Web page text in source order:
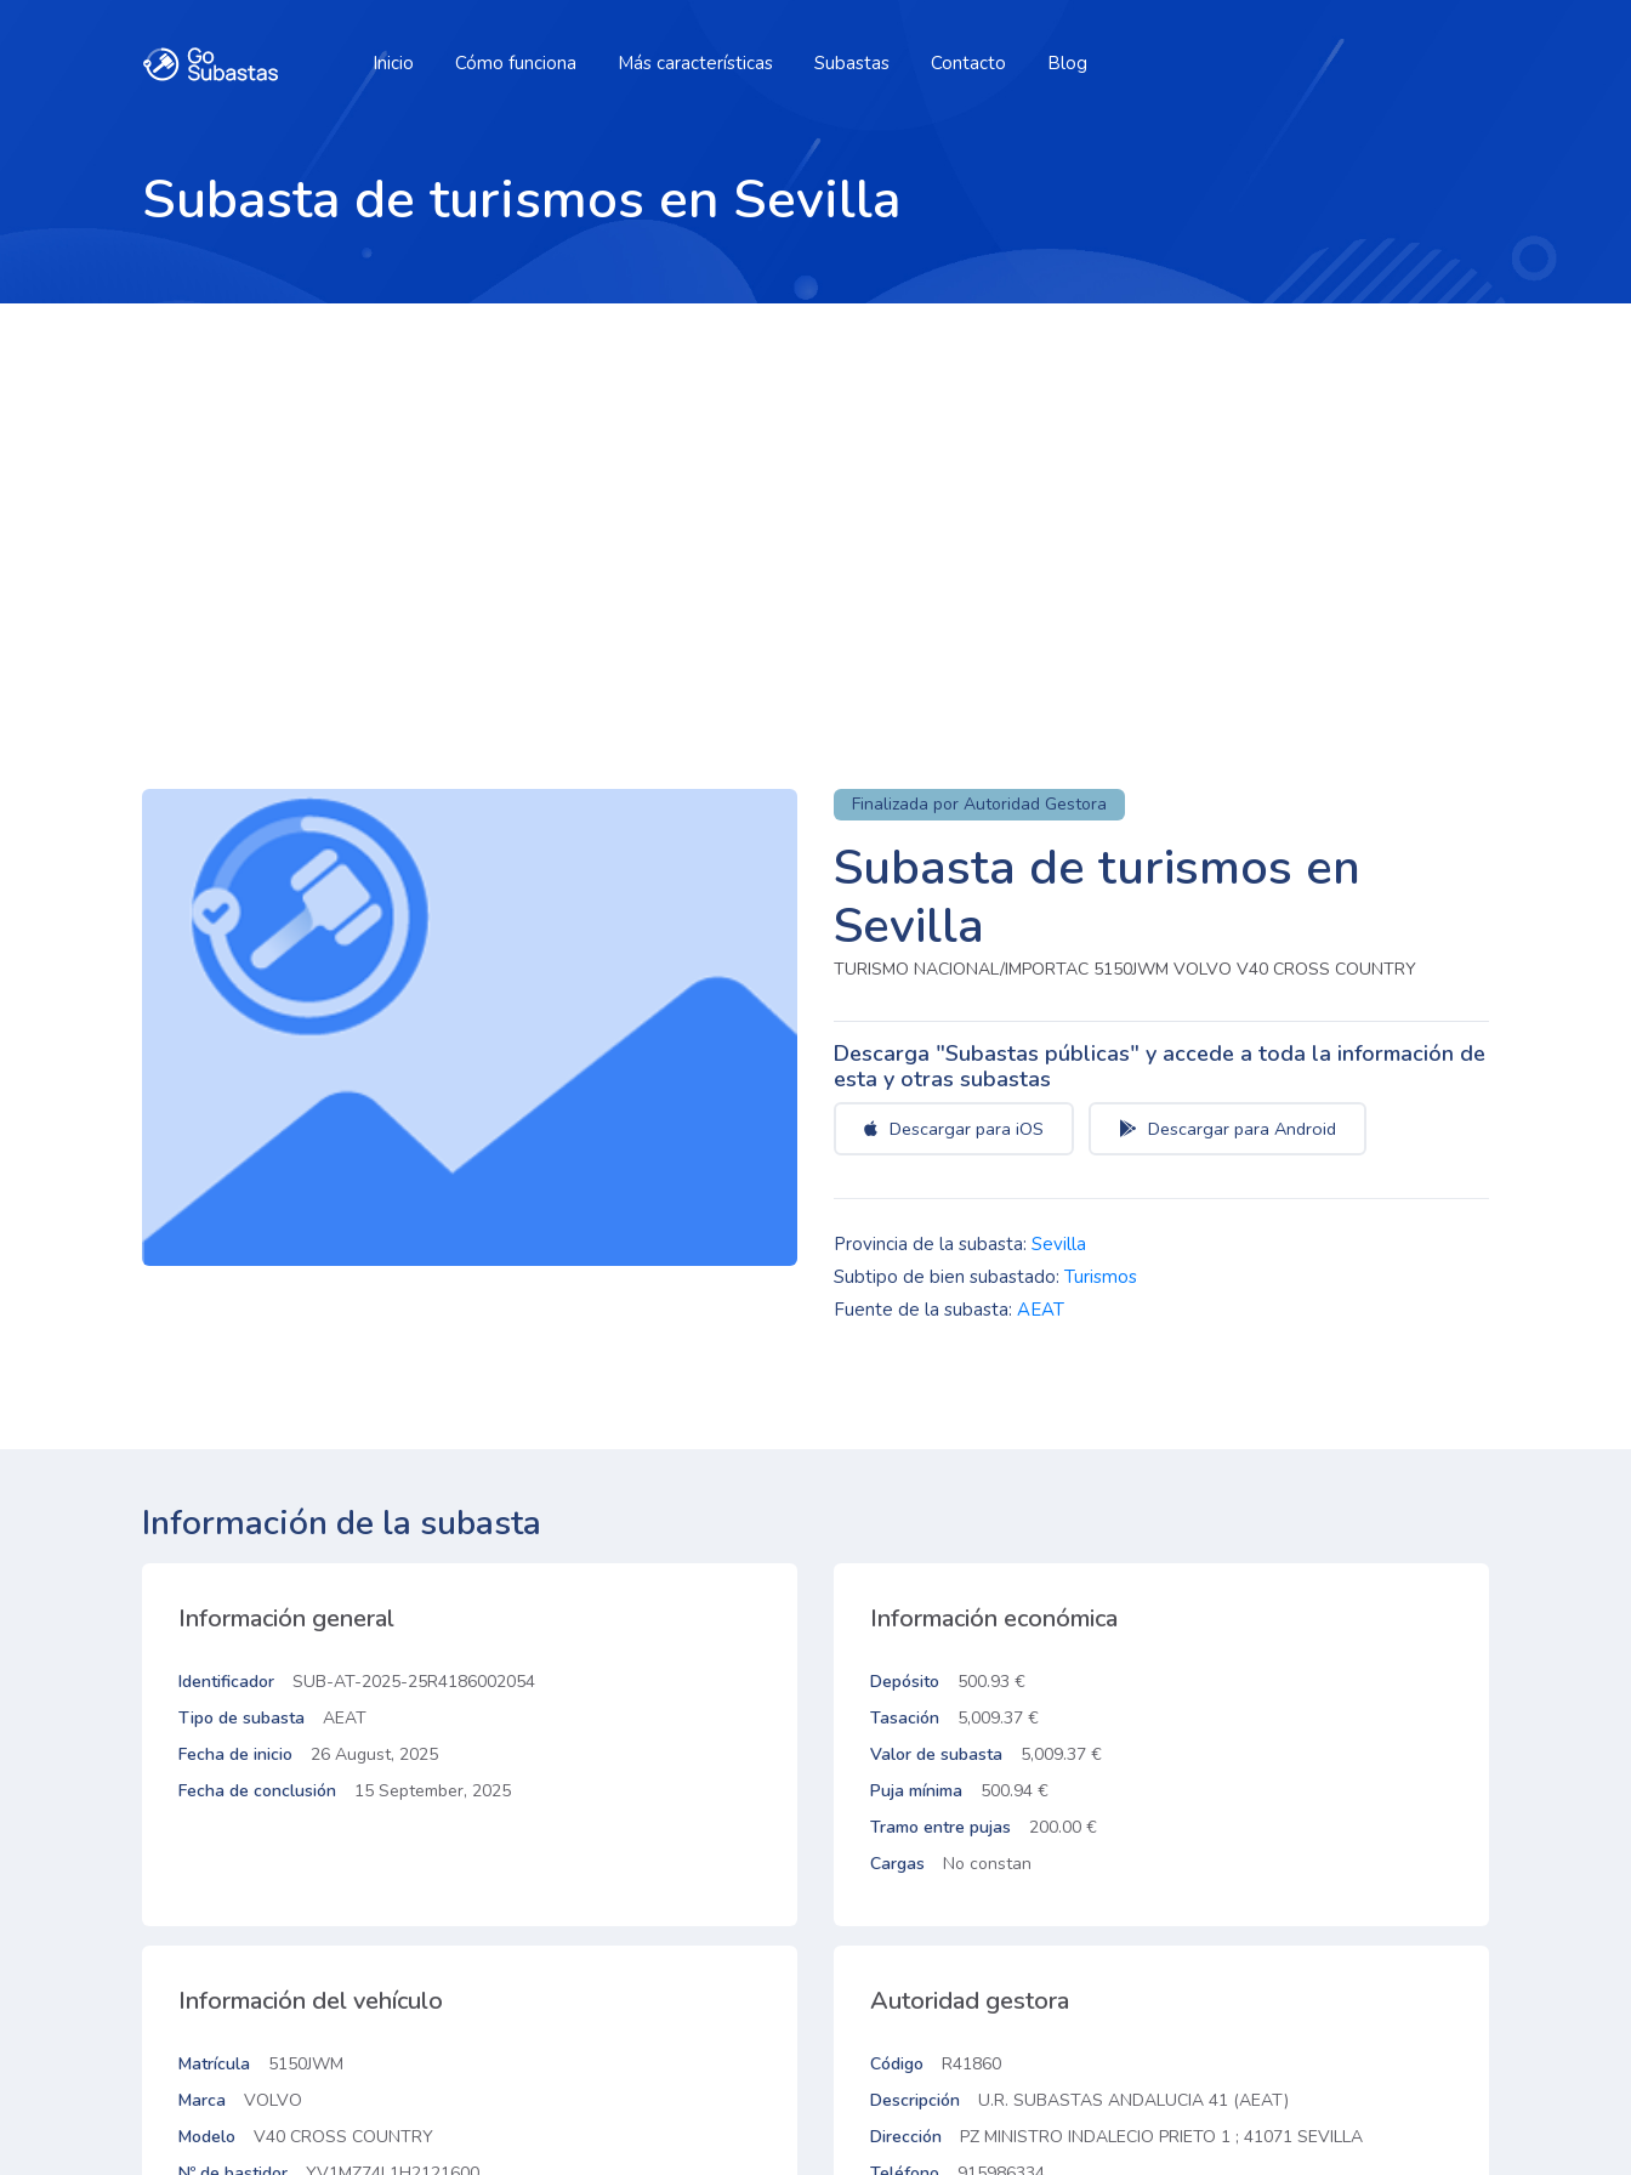
Inicio Cómo funciona Más características Subastas Contacto Blog
Subasta de turismos en Sevilla
Finalizada por Autoridad Gestora
Subasta de turismos en
Sevilla
TURISMO NACIONAL/IMPORTAC 5150JWM VOLVO V40 CROSS COUNTRY
Descarga "Subastas públicas" y accede a toda la información de
esta y otras subastas
Descargar para iOS Descargar para Android
Provincia de la subasta: Sevilla
Subtipo de bien subastado: Turismos
Fuente de la subasta: AEAT
Información de la subasta
Información general
Identificador
SUB-AT-2025-25R4186002054
Tipo de subasta
AEAT
Fecha de inicio
26 August, 2025
Fecha de conclusión
15 September, 2025
Información económica
Depósito
500.93 €
Tasación
5,009.37 €
Valor de subasta
5,009.37 €
Puja mínima
500.94 €
Tramo entre pujas
200.00 €
Cargas
No constan
Información del vehículo
Matrícula
5150JWM
Marca
VOLVO
Modelo
V40 CROSS COUNTRY
Autoridad gestora
Código
R41860
Descripción
U.R. SUBASTAS ANDALUCIA 41 (AEAT)
Dirección
PZ MINISTRO INDALECIO PRIETO 1 ; 41071 SEVILLA